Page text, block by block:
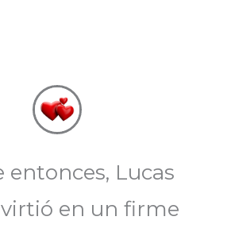
entonces, Lucas
en un firme